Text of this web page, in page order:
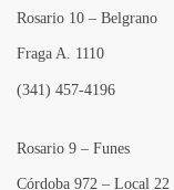
Rosario 10 – Belgrano
Fraga A. 1110
(341) 457-4196
Rosario 9 – Funes
Córdoba 972 – Local 22